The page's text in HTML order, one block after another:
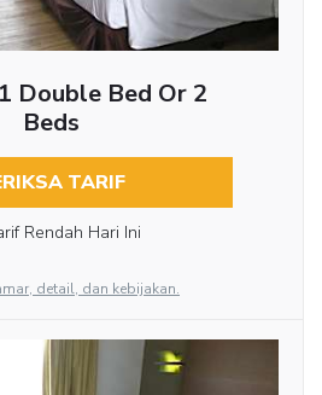
Double Bed Or 2
Beds
TARIF
Rendah Hari Ini
detail, dan kebijakan.